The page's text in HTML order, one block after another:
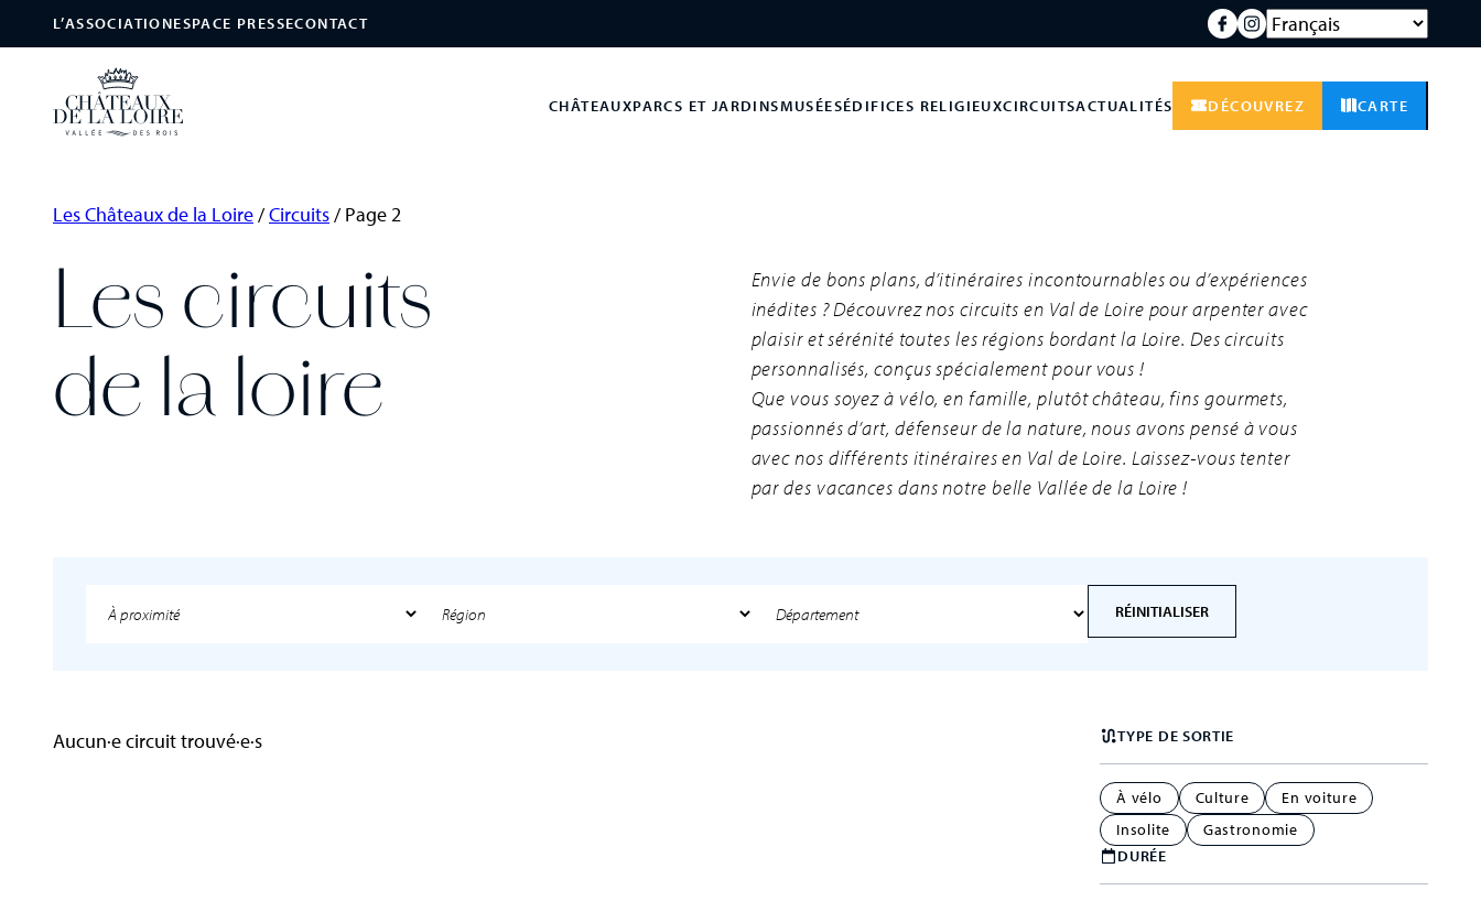
L’ASSOCIATIONESPACE PRESSECONTACT
CHÂTEAUXPARCS ET JARDINSMUSÉESÉDIFICES RELIGIEUXCIRCUITSACTUALITÉS DÉCOUVREZ CARTE
Les Châteaux de la Loire/Circuits/ Page 2
Les circuits
de la loire
Envie de bons plans, d’itinéraires incontournables ou d’expériences
inédites ? Découvrez nos circuits en Val de Loire pour arpenter avec
plaisir et sérénité toutes les régions bordant la Loire. Des circuits
personnalisés, conçus spécialement pour vous !
Que vous soyez à vélo, en famille, plutôt château, fins gourmets,
passionnés d’art, défenseur de la nature, nous avons pensé à vous
avec nos différents itinéraires en Val de Loire. Laissez-vous tenter
par des vacances dans notre belle Vallée de la Loire !
RÉINITIALISER
Aucun·e circuit trouvé·e·s TYPE DE SORTIE
À vélo Culture
En voiture
Insolite
Gastronomie
DURÉE